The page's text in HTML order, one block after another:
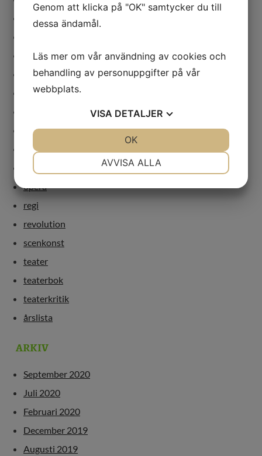
Sverige
debatt
dramatiker
festival
kvinnor
marionetter
nycirkus
opera
regi
revolution
scenkonst
teater
teaterbok
teaterkritik
årslista
ARKIV
September 2020
Juli 2020
Februari 2020
December 2019
Augusti 2019
Genom att klicka på "OK" samtycker du till
dessa ändamål.
Läs mer om vår användning av cookies och
behandling av personuppgifter på vår
webbplats.
VISA DETALJER
AVVISA ALLA
OK